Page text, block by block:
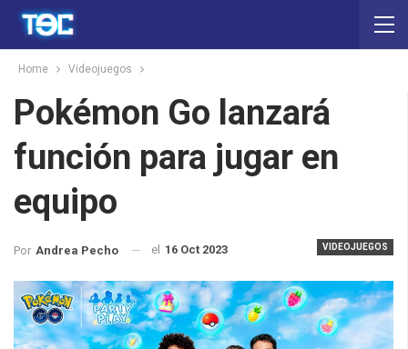
Home Videojuegos
Pokémon Go lanzará
función para jugar en
equipo
VIDEOJUEGOS
Por Andrea Pecho el 16 Oct 2023